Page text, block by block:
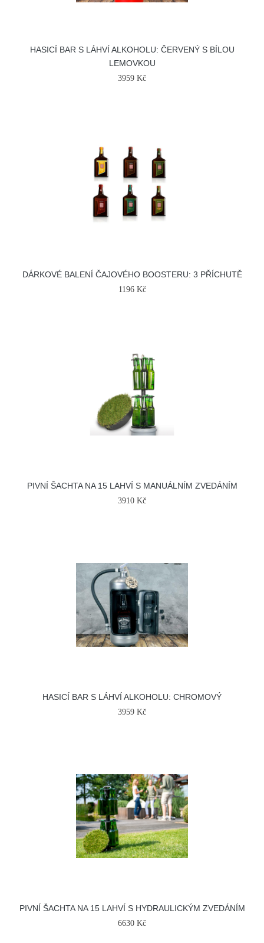
HASICÍ BAR S LÁHVÍ ALKOHOLU: ČERVENÝ S BÍLOU
LEMOVKOU
3959 Kč
DÁRKOVÉ BALENÍ ČAJOVÉHO BOOSTERU: 3 PŘÍCHUTĚ
1196 Kč
PIVNÍ ŠACHTA NA 15 LAHVÍ S MANUÁLNÍM ZVEDÁNÍM
3910 Kč
HASICÍ BAR S LÁHVÍ ALKOHOLU: CHROMOVÝ
3959 Kč
PIVNÍ ŠACHTA NA 15 LAHVÍ S HYDRAULICKÝM ZVEDÁNÍM
6630 Kč